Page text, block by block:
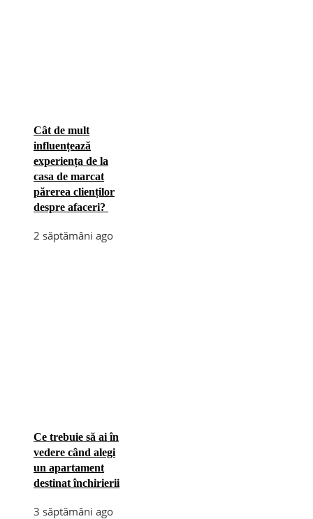
Cât de mult
influențează
experiența de la
casa de marcat
părerea clienților
despre afaceri?
2 săptămâni ago
Ce trebuie să ai în
vedere când alegi
un apartament
destinat închirierii
3 săptămâni ago